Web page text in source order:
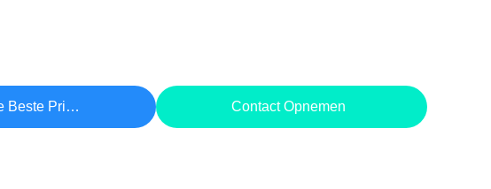
Beste Prijs Contact Opnemen